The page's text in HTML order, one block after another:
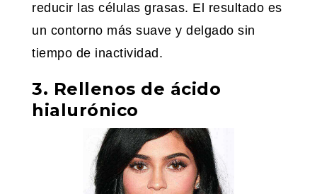
reducir las células grasas. El resultado es
un contorno más suave y delgado sin
tiempo de inactividad.
3. Rellenos de ácido
hialurónico